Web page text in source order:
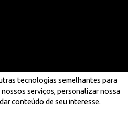
tecnologias semelhantes para
serviços, personalizar nossa
conteúdo de seu interesse.